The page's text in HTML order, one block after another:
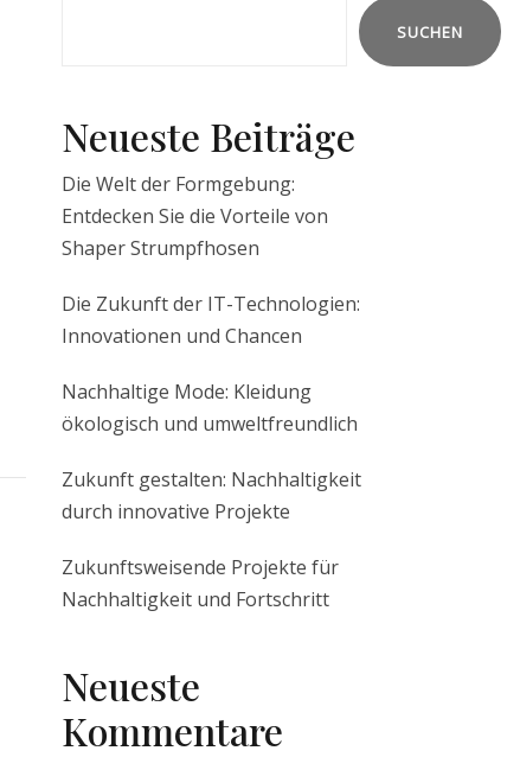
SUCHEN
Neueste Beiträge
Die Welt der Formgebung:
Entdecken Sie die Vorteile von
Shaper Strumpfhosen
Die Zukunft der IT-Technologien:
Innovationen und Chancen
Nachhaltige Mode: Kleidung
ökologisch und umweltfreundlich
Zukunft gestalten: Nachhaltigkeit
durch innovative Projekte
Zukunftsweisende Projekte für
Nachhaltigkeit und Fortschritt
Neueste
Kommentare